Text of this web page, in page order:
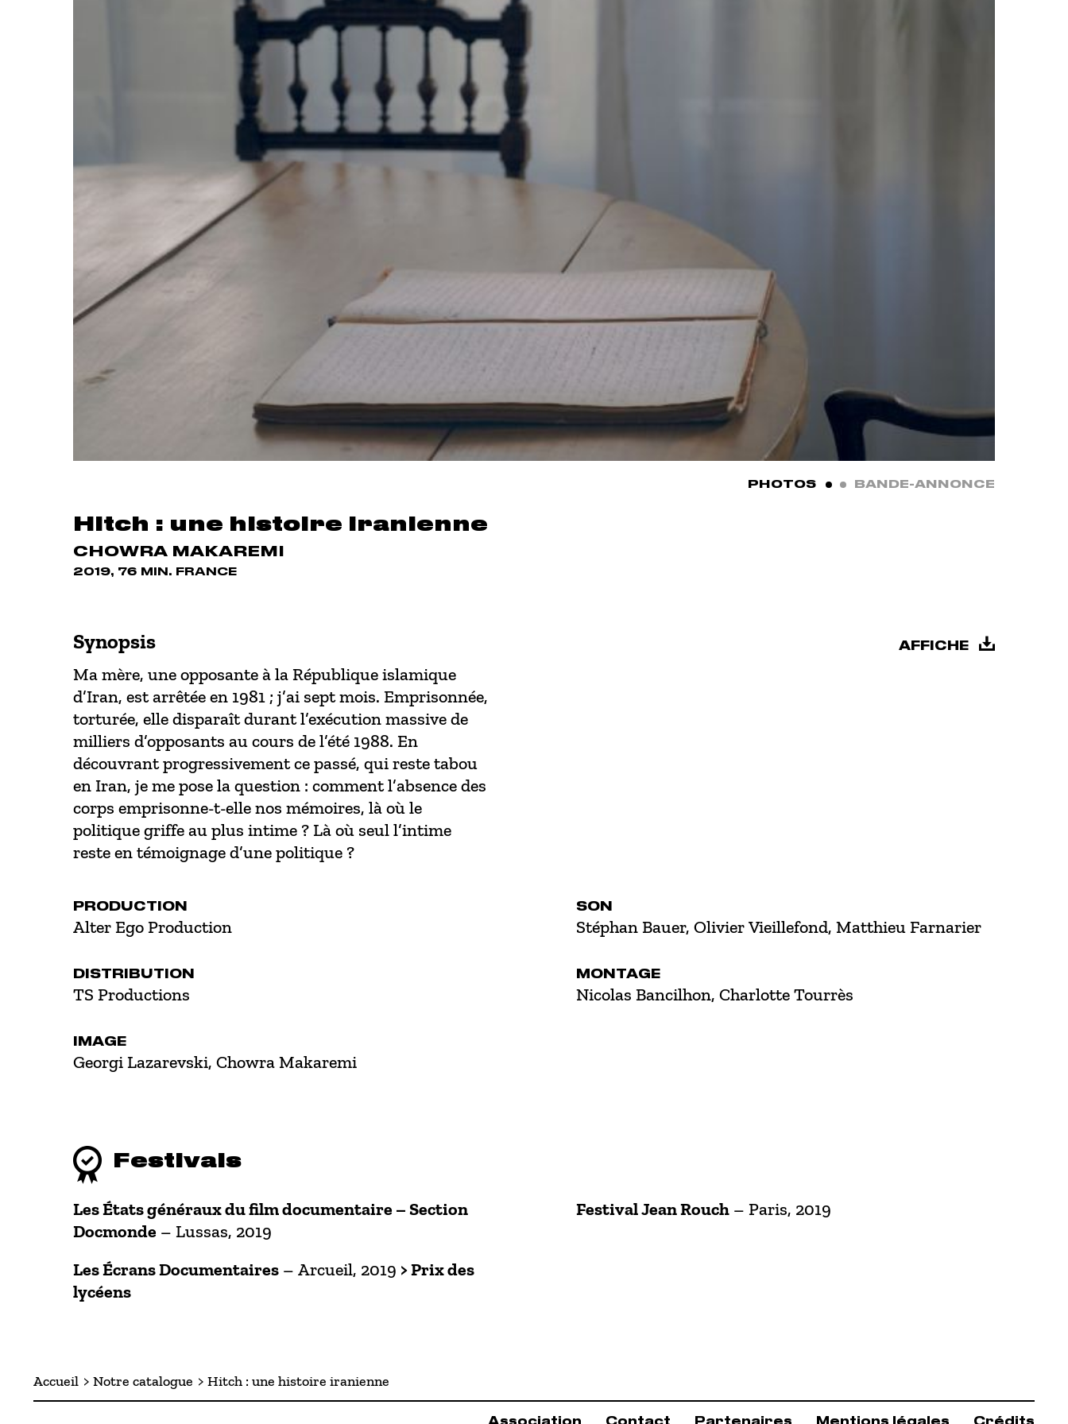
Hitch : une histoire iranienne
CHOWRA MAKAREMI
2019, 76 MIN. FRANCE
PHOTOS SLIDE NUMBER 1
SLIDE NUMBER 2
BANDE-ANNONCE
Synopsis
Ma mère, une opposante à la République islamique
d’Iran, est arrêtée en 1981 ; j’ai sept mois. Emprisonnée,
torturée, elle disparaît durant l’exécution massive de
milliers d’opposants au cours de l’été 1988. En
découvrant progressivement ce passé, qui reste tabou
en Iran, je me pose la question : comment l’absence des
corps emprisonne-t-elle nos mémoires, là où le
politique griffe au plus intime ? Là où seul l’intime
reste en témoignage d’une politique ?
AFFICHE
PRODUCTION
Alter Ego Production
DISTRIBUTION
TS Productions
IMAGE
Georgi Lazarevski, Chowra Makaremi
SON
Stéphan Bauer, Olivier Vieillefond, Matthieu Farnarier
MONTAGE
Nicolas Bancilhon, Charlotte Tourrès
Festivals
Les États généraux du film documentaire – Section
Docmonde – Lussas, 2019
Les Écrans Documentaires – Arcueil, 2019 > Prix des
lycéens
Festival Jean Rouch– Paris, 2019
Accueil Notre catalogue Hitch : une histoire iranienne